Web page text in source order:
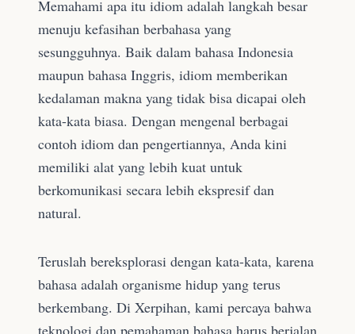
Memahami apa itu idiom adalah langkah besar
menuju kefasihan berbahasa yang
sesungguhnya. Baik dalam bahasa Indonesia
maupun bahasa Inggris, idiom memberikan
kedalaman makna yang tidak bisa dicapai oleh
kata-kata biasa. Dengan mengenal berbagai
contoh idiom dan pengertiannya, Anda kini
memiliki alat yang lebih kuat untuk
berkomunikasi secara lebih ekspresif dan
natural.
Teruslah bereksplorasi dengan kata-kata, karena
bahasa adalah organisme hidup yang terus
berkembang. Di Xerpihan, kami percaya bahwa